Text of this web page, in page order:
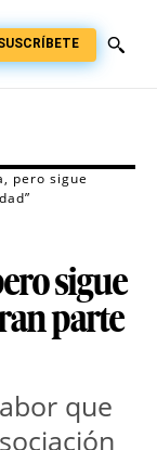
pero sigue
sigue
parte
que